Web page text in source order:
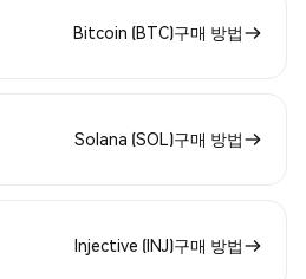
Bitcoin (BTC)구매 방법
Solana (SOL)구매 방법
Injective (INJ)구매 방법